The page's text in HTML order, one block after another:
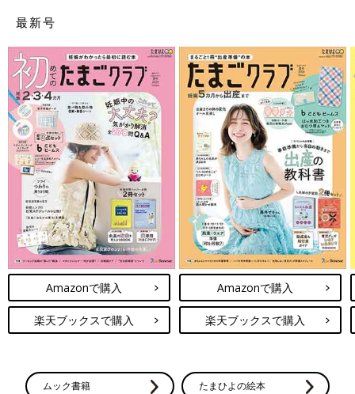
最新号
Amazonで購入
楽天ブックスで購入
Amazonで購入
楽天ブックスで購入
ムック書籍 たまひよの絵本